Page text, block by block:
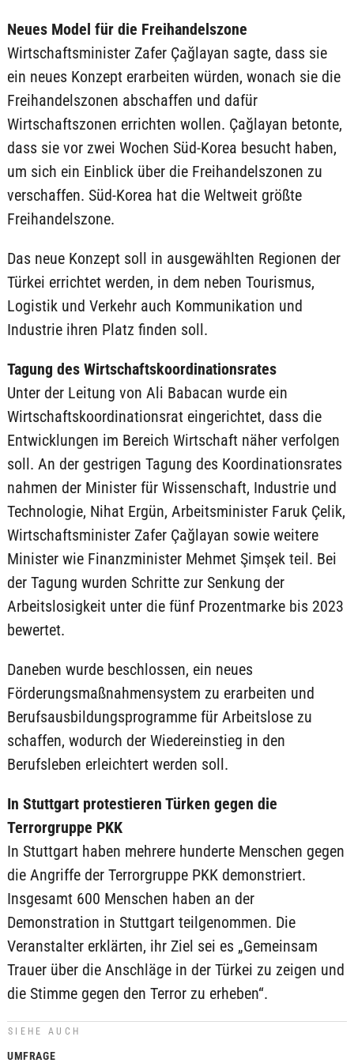
Neues Model für die Freihandelszone
Wirtschaftsminister Zafer Çağlayan sagte, dass sie
ein neues Konzept erarbeiten würden, wonach sie die
Freihandelszonen abschaffen und dafür
Wirtschaftszonen errichten wollen. Çağlayan betonte,
dass sie vor zwei Wochen Süd-Korea besucht haben,
um sich ein Einblick über die Freihandelszonen zu
verschaffen. Süd-Korea hat die Weltweit größte
Freihandelszone.
Das neue Konzept soll in ausgewählten Regionen der
Türkei errichtet werden, in dem neben Tourismus,
Logistik und Verkehr auch Kommunikation und
Industrie ihren Platz finden soll.
Tagung des Wirtschaftskoordinationsrates
Unter der Leitung von Ali Babacan wurde ein
Wirtschaftskoordinationsrat eingerichtet, dass die
Entwicklungen im Bereich Wirtschaft näher verfolgen
soll. An der gestrigen Tagung des Koordinationsrates
nahmen der Minister für Wissenschaft, Industrie und
Technologie, Nihat Ergün, Arbeitsminister Faruk Çelik,
Wirtschaftsminister Zafer Çağlayan sowie weitere
Minister wie Finanzminister Mehmet Şimşek teil. Bei
der Tagung wurden Schritte zur Senkung der
Arbeitslosigkeit unter die fünf Prozentmarke bis 2023
bewertet.
Daneben wurde beschlossen, ein neues
Förderungsmaßnahmensystem zu erarbeiten und
Berufsausbildungsprogramme für Arbeitslose zu
schaffen, wodurch der Wiedereinstieg in den
Berufsleben erleichtert werden soll.
In Stuttgart protestieren Türken gegen die
Terrorgruppe PKK
In Stuttgart haben mehrere hunderte Menschen gegen
die Angriffe der Terrorgruppe PKK demonstriert.
Insgesamt 600 Menschen haben an der
Demonstration in Stuttgart teilgenommen. Die
Veranstalter erklärten, ihr Ziel sei es „Gemeinsam
Trauer über die Anschläge in der Türkei zu zeigen und
die Stimme gegen den Terror zu erheben“.
SIEHE AUCH
UMFRAGE